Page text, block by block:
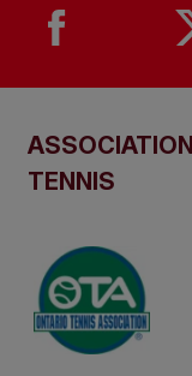
TENNIS